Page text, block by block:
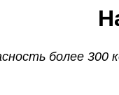
более 300